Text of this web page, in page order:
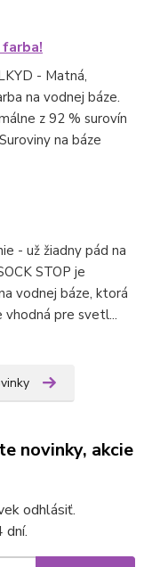
- Matná,
na vodnej báze.
z 92 % surovín
na báze
- už žiadny pád na
STOP je
vodnej báze, ktorá
vhodná pre svetl...
novinky, akcie
odhlásiť.
dní.